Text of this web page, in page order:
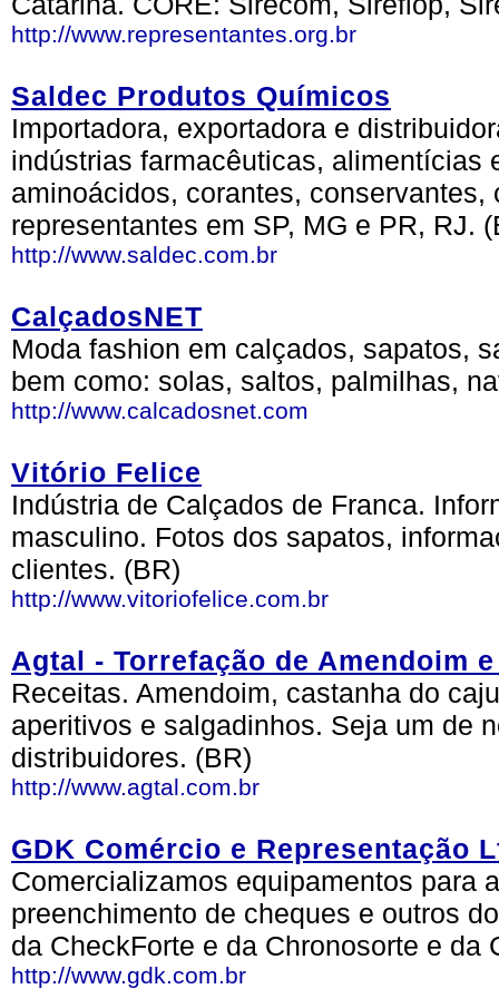
http://www.representantes.org.br
Saldec Produtos Químicos
Importadora, exportadora e
indústrias farmacêuticas, alimentícias
aminoácidos, corantes,
representantes em SP, MG e PR, RJ.
http://www.saldec.com.br
CalçadosNET
Moda fashion em calçados, sapatos,
bem como: solas, saltos, palmilhas,
http://www.calcadosnet.com
Vitório Felice
Indústria de Calçados de Franca.
masculino. Fotos dos sapatos,
clientes. (BR)
http://www.vitoriofelice.com.br
Agtal - Torrefação de Amendoim
Receitas. Amendoim, castanha do
aperitivos e salgadinhos. Seja um de
distribuidores. (BR)
http://www.agtal.com.br
GDK Comércio e Representação
Comercializamos equipamentos para
preenchimento de cheques e outros
da CheckForte e da Chronosorte e da
http://www.gdk.com.br